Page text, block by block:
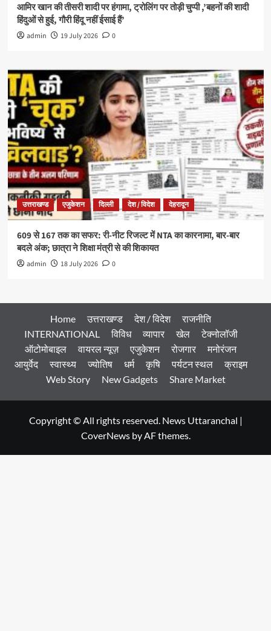
आमिर खान की तीसरी शादी पर हंगामा, ट्रोलिंग पर तोड़ी चुप्पी ,’बहनों की शादी
हिंदुओं से हुई, गौरी हिंदू नहीं ईसाई हैं’
admin 19 July 2026 0
उत्तराखण्ड एजुकेशन दिल्ली देश / विदेश देहरादून
609 से 167 तक का सफर: री-नीट रिजल्ट में NTA का कारनामा, बार-बार
बदले अंक; छात्रा ने शिक्षा मंत्री से की शिकायत
admin 18 July 2026 0
Home उत्तराखण्ड देश / विदेश
राजनीति
INTERNATIONAL
विविध व्यापार खेल
टेक्नोलॉजी
ऑटोमोबाइल
वायरल न्यूज़ एजुकेशन रोजगार
मनोरंजन
आयुर्वेद
स्वास्थ्य ज्योतिष धर्म कृषि पर्यटन स्थल
क्राइम
Web Story
New Gadgets Share Market
Copyright © All rights reserved. News Uttaranchal |
CoverNewsby AF themes.